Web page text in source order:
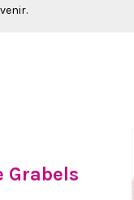
Grabels